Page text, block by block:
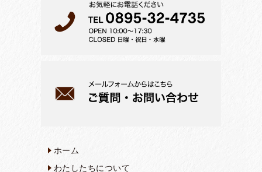
ホーム
わたしたちについて